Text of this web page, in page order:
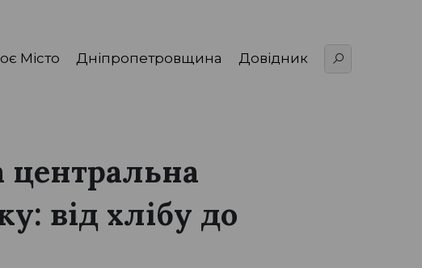
Місто Дніпропетровщина Довідник
центральна
від хлібу до